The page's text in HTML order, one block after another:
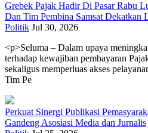
Grebek Pajak Hadir Di Pasar Rabu
Dan Tim Pembina Samsat Dekatkan
Politik Jul 30, 2026
<p>Seluma – Dalam upaya
terhadap kewajiban pembayaran
sekaligus memperluas akses
Tim Pe
Perkuat Sinergi Publikasi
Gandeng Asosiasi Media dan Jurnalis